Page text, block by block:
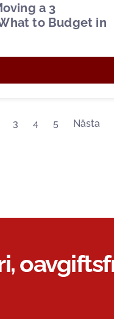
a 3
to Budget in
3 4 5 Nästa